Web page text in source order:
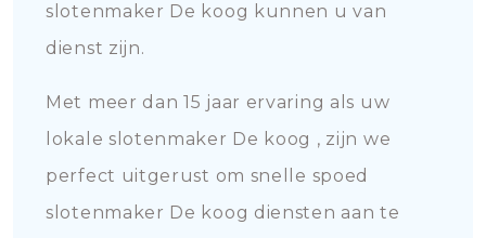
slotenmaker De koog kunnen u van
dienst zijn.
Met meer dan 15 jaar ervaring als uw
lokale slotenmaker De koog , zijn we
perfect uitgerust om snelle spoed
slotenmaker De koog diensten aan te